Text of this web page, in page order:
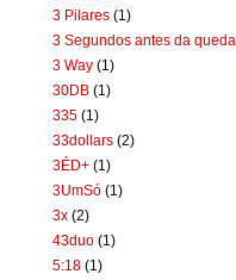
3 Pilares (1)
3 Segundos antes da queda
3 Way (1)
30DB (1)
335 (1)
33dollars (2)
3ÉD+ (1)
3UmSó (1)
3x (2)
43duo (1)
5:18 (1)